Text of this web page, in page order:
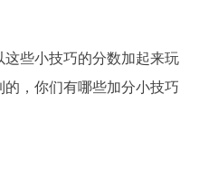
些小技巧的分数加起来玩
，你们有哪些加分小技巧